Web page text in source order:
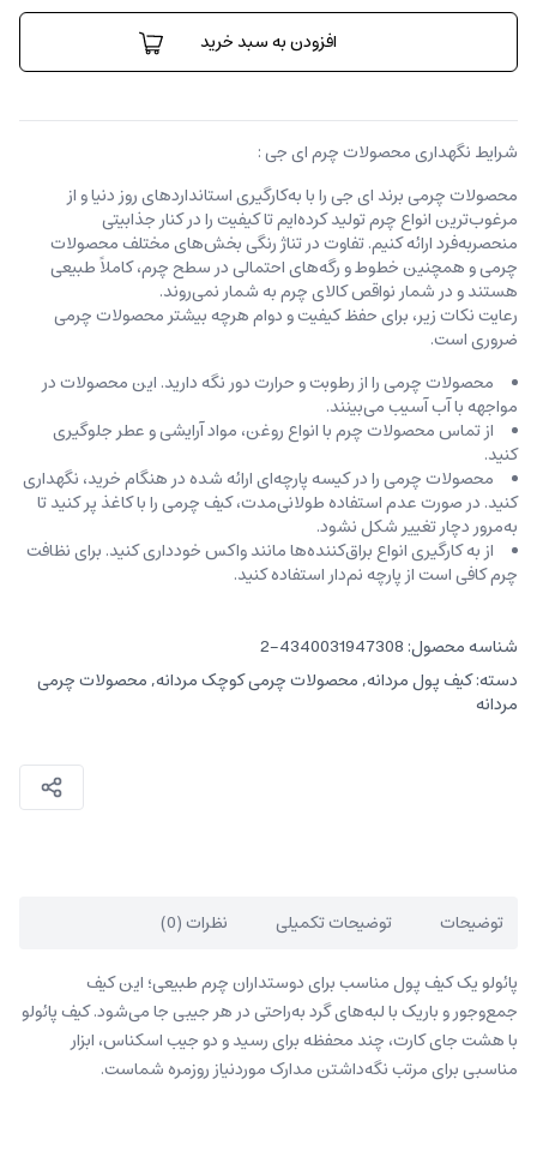
عدد
افزودن به سبد خرید
شرایط نگهداری محصولات چرم ای جی :
محصولات چرمی برند ای جی را با به‌کارگیری استانداردهای روز دنیا و از
مرغوب‌ترین انواع چرم تولید کرده‌ایم تا کیفیت را در کنار جذابیتی
منحصربه‌فرد ارائه کنیم. تفاوت در تناژ رنگی بخش‌های مختلف محصولات
چرمی و همچنین خطوط و رگه‌‌های احتمالی در سطح چرم، کاملاً طبیعی
هستند و در شمار نواقص کالای چرم به شمار نمی‌روند.
رعایت نکات زیر، برای حفظ کیفیت و دوام هرچه بیشتر محصولات چرمی
ضروری است.
محصولات چرمی را از رطوبت و حرارت دور نگه دارید. این محصولات در
مواجهه با آب آسیب می‌بینند.
از تماس محصولات چرم با انواع روغن‌، مواد آرایشی و عطر جلوگیری
کنید.
محصولات چرمی را در کیسه‌ پارچه‌ای ارائه شده در هنگام خرید، ‌نگهداری
کنید. در صورت عدم استفاده طولانی‌مدت، کیف‌ چرمی را با کاغذ پر کنید تا
به‌مرور دچار تغییر شکل نشود.
از به کارگیری انواع براق‌کننده‌ها مانند واکس خودداری کنید. برای نظافت
چرم کافی است از پارچه‌ نم‌دار استفاده کنید.
شناسه محصول: 4340031947308-2
دسته:کیف پول مردانه,محصولات چرمی کوچک مردانه,محصولات چرمی
مردانه
توضیحات توضیحات تکمیلی نظرات (0)
پائولو یک کیف پول مناسب برای دوستداران چرم طبیعی؛ این کیف
جمع‌وجور و باریک با لبه‌های گرد به‌راحتی در هر جیبی جا می‌شود. کیف پائولو
با هشت جای کارت، چند محفظه برای رسید و دو جیب اسکناس، ابزار
مناسبی برای مرتب نگه‌داشتن مدارک موردنیاز روزمره شماست.